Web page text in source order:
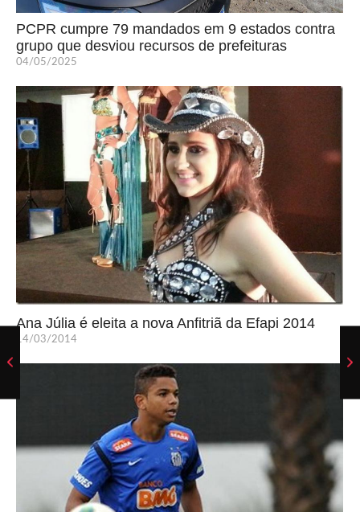
PCPR cumpre 79 mandados em 9 estados contra
grupo que desviou recursos de prefeituras
04/05/2025
Ana Júlia é eleita a nova Anfitriã da Efapi 2014
14/03/2014